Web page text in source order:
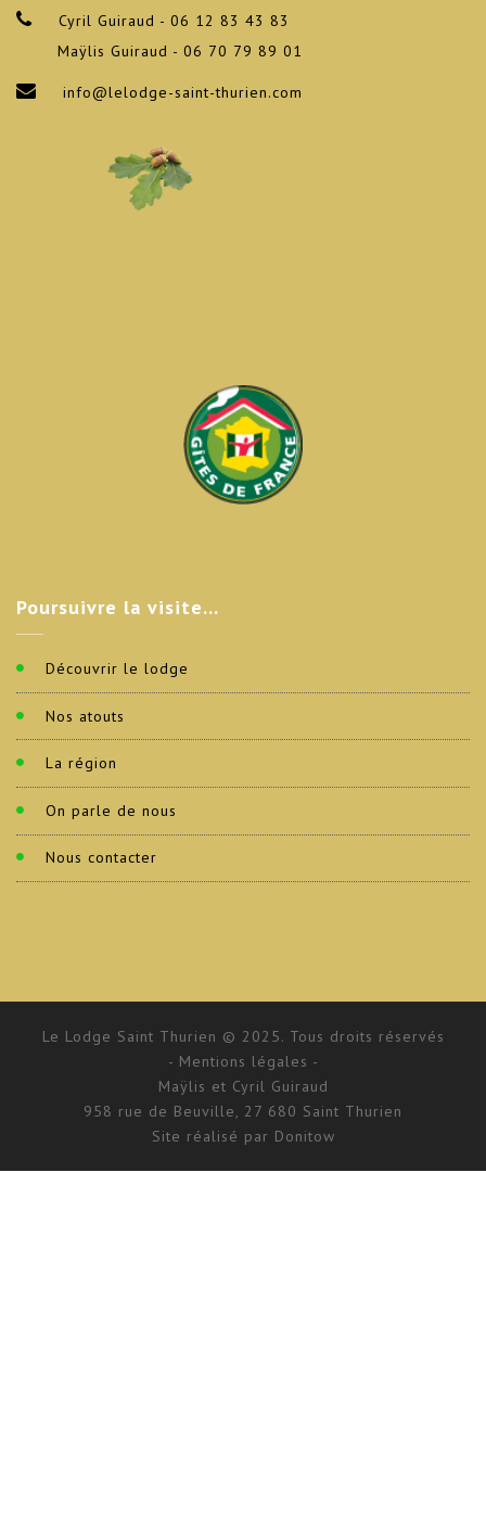
Cyril Guiraud - 06 12 83 43 83
Maÿlis Guiraud - 06 70 79 89 01
info@lelodge-saint-thurien.com
Poursuivre la visite…
Découvrir le lodge
Nos atouts
La région
On parle de nous
Nous contacter
Le Lodge Saint Thurien © 2025. Tous droits réservés
- Mentions légales -
Maÿlis et Cyril Guiraud
958 rue de Beuville, 27 680 Saint Thurien
Site réalisé par Donitow